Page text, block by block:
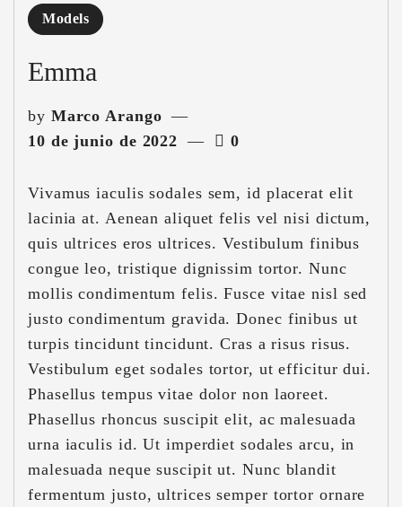
Models
Emma
by Marco Arango
10 de junio de 2022
0
Vivamus iaculis sodales sem, id placerat elit
lacinia at. Aenean aliquet felis vel nisi dictum,
quis ultrices eros ultrices. Vestibulum finibus
congue leo, tristique dignissim tortor. Nunc
mollis condimentum felis. Fusce vitae nisl sed
justo condimentum gravida. Donec finibus ut
turpis tincidunt tincidunt. Cras a risus risus.
Vestibulum eget sodales tortor, ut efficitur dui.
Phasellus tempus vitae dolor non laoreet.
Phasellus rhoncus suscipit elit, ac malesuada
urna iaculis id. Ut imperdiet sodales arcu, in
malesuada neque suscipit ut. Nunc blandit
fermentum justo, ultrices semper tortor ornare